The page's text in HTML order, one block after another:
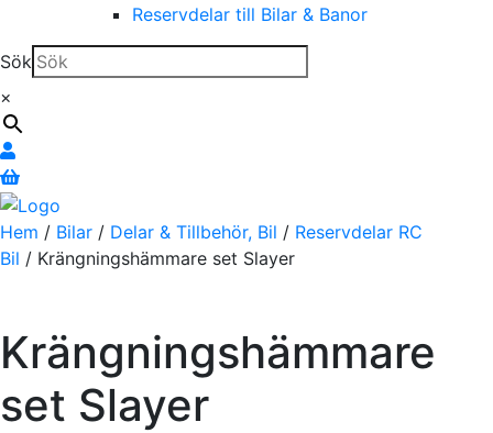
Reservdelar till Bilar & Banor
Sök
×
Hem / Bilar / Delar & Tillbehör, Bil / Reservdelar RC
Bil / Krängningshämmare set Slayer
Krängningshämmare
set Slayer